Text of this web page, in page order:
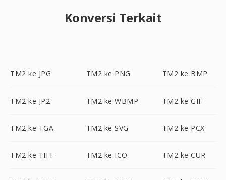
Konversi Terkait
TM2 ke JPG TM2 ke PNG TM2 ke BMP
TM2 ke JP2 TM2 ke WBMP TM2 ke GIF
TM2 ke TGA TM2 ke SVG TM2 ke PCX
TM2 ke TIFF TM2 ke ICO TM2 ke CUR